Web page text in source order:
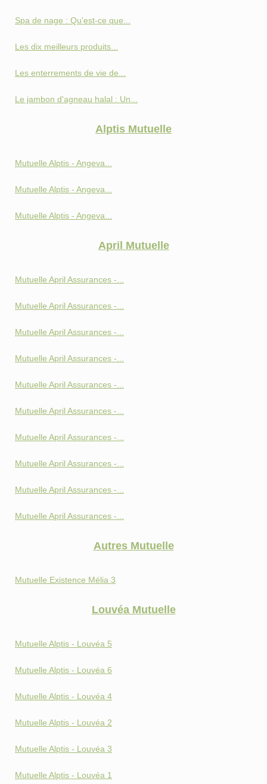
Spa de nage : Qu'est-ce que...
Les dix meilleurs produits...
Les enterrements de vie de...
Le jambon d'agneau halal : Un...
Alptis Mutuelle
Mutuelle Alptis - Angeva...
Mutuelle Alptis - Angeva...
Mutuelle Alptis - Angeva...
April Mutuelle
Mutuelle April Assurances -...
Mutuelle April Assurances -...
Mutuelle April Assurances -...
Mutuelle April Assurances -...
Mutuelle April Assurances -...
Mutuelle April Assurances -...
Mutuelle April Assurances -...
Mutuelle April Assurances -...
Mutuelle April Assurances -...
Mutuelle April Assurances -...
Autres Mutuelle
Mutuelle Existence Mélia 3
Louvéa Mutuelle
Mutuelle Alptis - Louvéa 5
Mutuelle Alptis - Louvéa 6
Mutuelle Alptis - Louvéa 4
Mutuelle Alptis - Louvéa 2
Mutuelle Alptis - Louvéa 3
Mutuelle Alptis - Louvéa 1